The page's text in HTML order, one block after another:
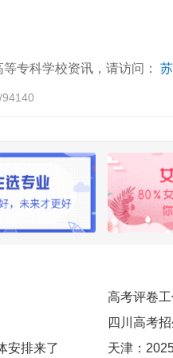
专科学校资讯，请访问：
高考评卷
四川高考
安排来了
天津：